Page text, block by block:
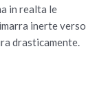
in realta le
inerte verso
drasticamente.